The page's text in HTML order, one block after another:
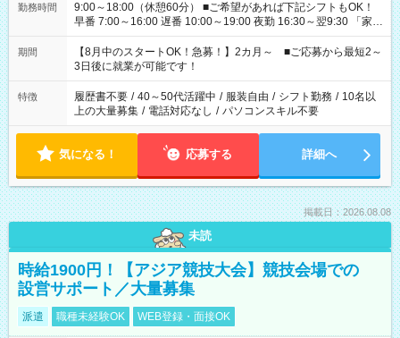
勤務時間
9:00～18:00（休憩60分） ■ご希望があれば下記シフトもOK！
早番 7:00～16:00 遅番 10:00～19:00 夜勤 16:30～翌9:30 「家族
と休みを合わせたい」 「余裕を持って夕飯の準備がしたい」
「できれば残業はしたくない」 など、ご希望を教えてください
ね。 ※Wワーク希望の方へ 今ご覧のお仕事で希望する勤務時間
と、もう1つのお仕事の勤務時間。 合計で週40時間を超える場
合は応募できません。
期間
【8月中のスタートOK！急募！】2カ月～ ■ご応募から最短2～
3日後に就業が可能です！
特徴 履歴書不要 / 40～50代活躍中 / 服装自由 / シフト勤務 / 10名以
上の大量募集 / 電話対応なし / パソコンスキル不要
気になる！ 応募する 詳細へ
掲載日：2026.08.08
未読
時給1900円！【アジア競技大会】競技会場での
設営サポート／大量募集
派遣 職種未経験OK WEB登録・面接OK